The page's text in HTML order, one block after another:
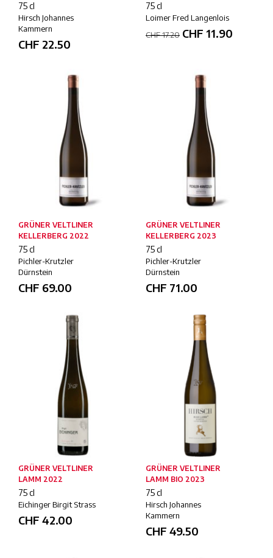
75 cl
Hirsch Johannes
Kammern
CHF 22.50
75 cl
Loimer Fred Langenlois
CHF17.20 CHF 11.90
GRÜNER VELTLINER
KELLERBERG 2022
75 cl
Pichler-Krutzler
Dürnstein
CHF 69.00
GRÜNER VELTLINER
KELLERBERG 2023
75 cl
Pichler-Krutzler
Dürnstein
CHF 71.00
GRÜNER VELTLINER
LAMM 2022
75 cl
Eichinger Birgit Strass
CHF 42.00
GRÜNER VELTLINER
LAMM BIO 2023
75 cl
Hirsch Johannes
Kammern
CHF 49.50